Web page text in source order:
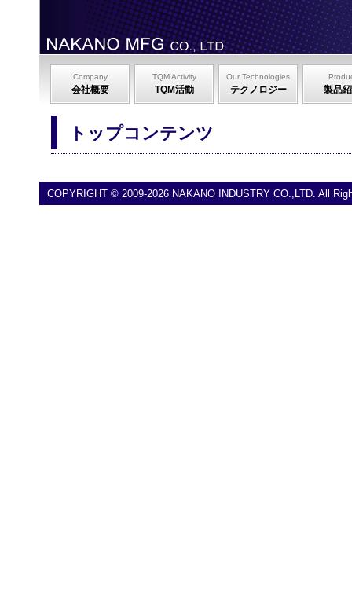
Company
会社概要
TQM Activity
TQM活動
Our Technologies
テクノロジー 製品
トップコンテンツ
COPYRIGHT © 2009-2026 NAKANO INDUSTRY CO.,LTD. All